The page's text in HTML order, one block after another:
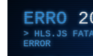
ERRO
HLS.JS
ERROR